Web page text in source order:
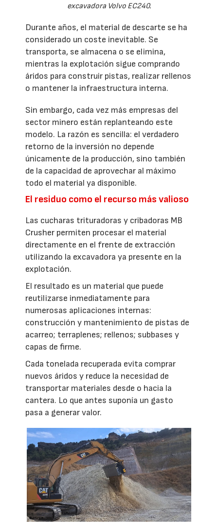
excavadora Volvo EC240.
Durante años, el material de descarte se ha
considerado un coste inevitable. Se
transporta, se almacena o se elimina,
mientras la explotación sigue comprando
áridos para construir pistas, realizar rellenos
o mantener la infraestructura interna.
Sin embargo, cada vez más empresas del
sector minero están replanteando este
modelo. La razón es sencilla: el verdadero
retorno de la inversión no depende
únicamente de la producción, sino también
de la capacidad de aprovechar al máximo
todo el material ya disponible.
El residuo como el recurso más valioso
Las cucharas trituradoras y cribadoras MB
Crusher permiten procesar el material
directamente en el frente de extracción
utilizando la excavadora ya presente en la
explotación.
El resultado es un material que puede
reutilizarse inmediatamente para
numerosas aplicaciones internas:
construcción y mantenimiento de pistas de
acarreo; terraplenes; rellenos; subbases y
capas de firme.
Cada tonelada recuperada evita comprar
nuevos áridos y reduce la necesidad de
transportar materiales desde o hacia la
cantera. Lo que antes suponía un gasto
pasa a generar valor.